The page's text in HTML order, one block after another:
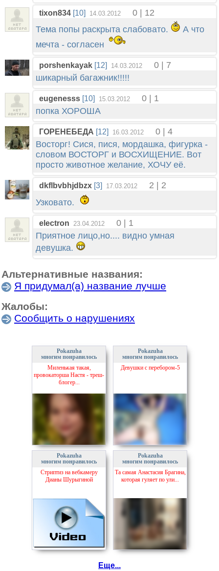
tixon834 [10] 14.03.2012
0 | 12
Тема попы раскрыта слабовато.
А что
мечта - согласен
porshenkayak [12] 14.03.2012
0 | 7
шикарный багажник!!!!!
eugenesss [10] 15.03.2012
0 | 1
попка ХОРОША
ГОРЕНЕБЕДА [12] 16.03.2012
0 | 4
Восторг! Сися, пися, мордашка, фигурка -
словом ВОСТОРГ и ВОСХИЩЕНИЕ. Вот
просто животное желание, ХОЧУ её.
dkflbvbhjdbzx [3] 17.03.2012
2 | 2
Узковато.
electron 23.04.2012
0 | 1
Приятное лицо,но.... видно умная
девушка.
Альтернативные названия:
Я придумал(а) название лучше
Жалобы:
Сообщить о нарушениях
Pokazuha
многим понравилось
Миленькая такая,
провокаторша Настя - треш-
блогер...
Pokazuha
многим понравилось
Девушки с перебором-5
Pokazuha
многим понравилось
Стриптиз на вебкамеру
Дианы Шурыгиной
Pokazuha
многим понравилось
Та самая Анастасия Брагина,
которая гуляет по ули...
Еще...